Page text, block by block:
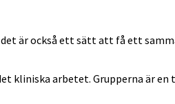
är också ett sätt att få ett
kliniska arbetet. Grupperna är